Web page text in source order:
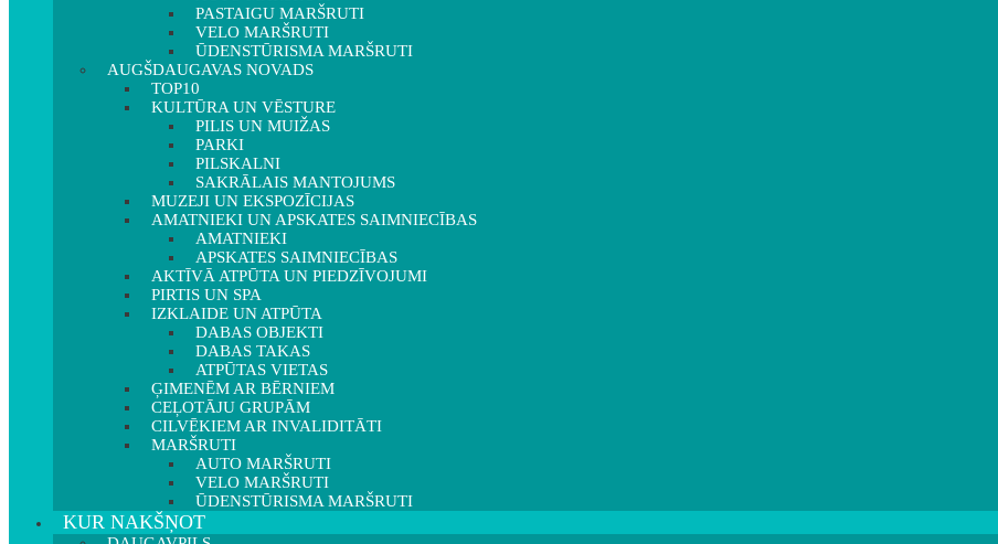
PASTAIGU MARŠRUTI
VELO MARŠRUTI
ŪDENSTŪRISMA MARŠRUTI
AUGŠDAUGAVAS NOVADS
TOP10
KULTŪRA UN VĒSTURE
PILIS UN MUIŽAS
PARKI
PILSKALNI
SAKRĀLAIS MANTOJUMS
MUZEJI UN EKSPOZĪCIJAS
AMATNIEKI UN APSKATES SAIMNIECĪBAS
AMATNIEKI
APSKATES SAIMNIECĪBAS
AKTĪVĀ ATPŪTA UN PIEDZĪVOJUMI
PIRTIS UN SPA
IZKLAIDE UN ATPŪTA
DABAS OBJEKTI
DABAS TAKAS
ATPŪTAS VIETAS
ĢIMENĒM AR BĒRNIEM
CEĻOTĀJU GRUPĀM
CILVĒKIEM AR INVALIDITĀTI
MARŠRUTI
AUTO MARŠRUTI
VELO MARŠRUTI
ŪDENSTŪRISMA MARŠRUTI
KUR NAKŠŅOT